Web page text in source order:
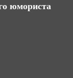
юмориста